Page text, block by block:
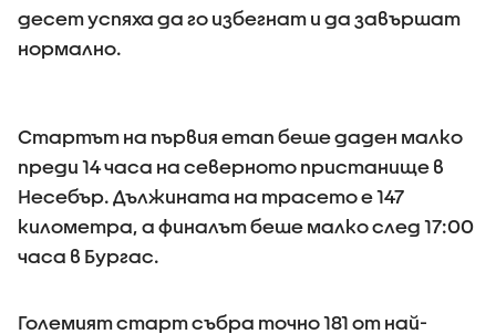
десет успяха да го избегнат и да завършат
нормално.
Стартът на първия етап беше даден малко
преди 14 часа на северното пристанище в
Несебър. Дължината на трасето е 147
километра, а финалът беше малко след 17:00
часа в Бургас.
Големият старт събра точно 181 от най-